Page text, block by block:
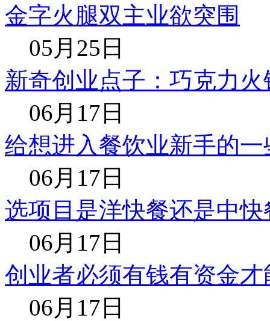
金字火腿双主业欲突围
05月25日
新奇创业点子：巧克力火
06月17日
给想进入餐饮业新手的一
06月17日
选项目是洋快餐还是中
06月17日
创业者必须有钱有资金
06月17日